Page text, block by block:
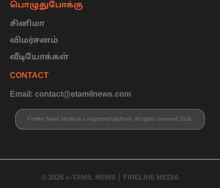
பொழுதுபோக்கு
சினிமா
விமர்சனம்
வீடியோக்கள்
CONTACT
Email: contact@etamilnews.com
Fireline News Media is a registered platform. All rights reserved 2026.
© 2026 e-TAMIL NEWS | FIRELINE MEDIA